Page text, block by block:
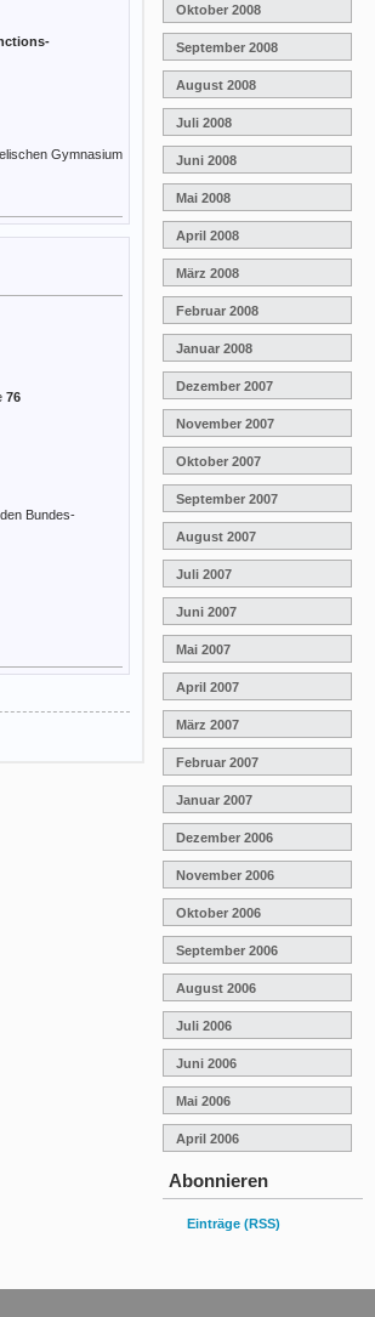
Oktober 2008
September 2008
August 2008
Juli 2008
Juni 2008
Mai 2008
April 2008
März 2008
Februar 2008
Januar 2008
Dezember 2007
November 2007
Oktober 2007
September 2007
August 2007
Juli 2007
Juni 2007
Mai 2007
April 2007
März 2007
Februar 2007
Januar 2007
Dezember 2006
November 2006
Oktober 2006
September 2006
August 2006
Juli 2006
Juni 2006
Mai 2006
April 2006
Abonnieren
Einträge (RSS)
Gymnasium
76
Bundes-